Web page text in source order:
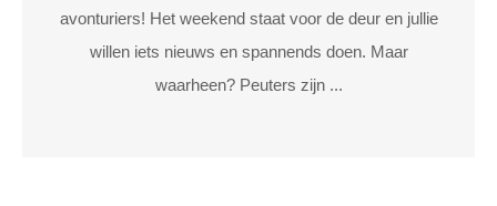
avonturiers! Het weekend staat voor de deur en jullie
willen iets nieuws en spannends doen. Maar
waarheen? Peuters zijn ...